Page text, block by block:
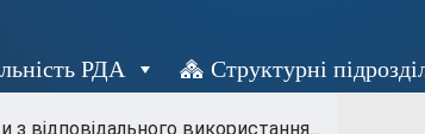
РДА Структурні
з відповідального використання...